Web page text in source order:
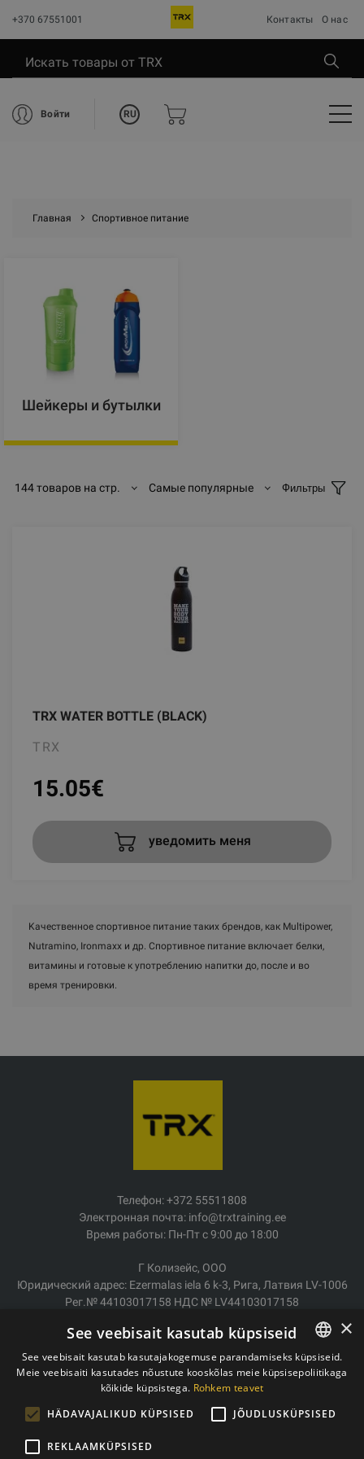
+370 67551001 Контакты О нас
Войти RU
Главная Спортивное питание
Шейкеры и бутылки
144 товаров на стр. Самые популярные Фильтры
TRX WATER BOTTLE (BLACK)
TRX
15.05€
уведомить меня
Kачественное спортивное питание таких брендов, как Multipower,
Nutramino, Ironmaxx и др. Спортивное питание включает белки,
витамины и готовые к употреблению напитки до, после и во
время тренировки.
Телефон: +372 55511808
Электронная почта: info@trxtraining.ee
Время работы: Пн-Пт с 9:00 до 18:00
Г Колизейс, ООО
Юридический адрес: Ezermalas iela 6 k-3, Рига, Латвия LV-1006
Рег.№ 44103017158 НДС № LV44103017158
Доставка/возврат
Оплата
Условия покупки
Политика конфиденциальности
ESTONIAN
×
See veebisait kasutab küpsiseid
See veebisait kasutab kasutajakogemuse parandamiseks küpsiseid.
Meie veebisaiti kasutades nõustute kooskõlas meie küpsisepoliitikaga
kõikide küpsistega. Rohkem teavet
HÄDAVAJALIKUD KÜPSISED
JÕUDLUSKÜPSISED
REKLAAMKÜPSISED